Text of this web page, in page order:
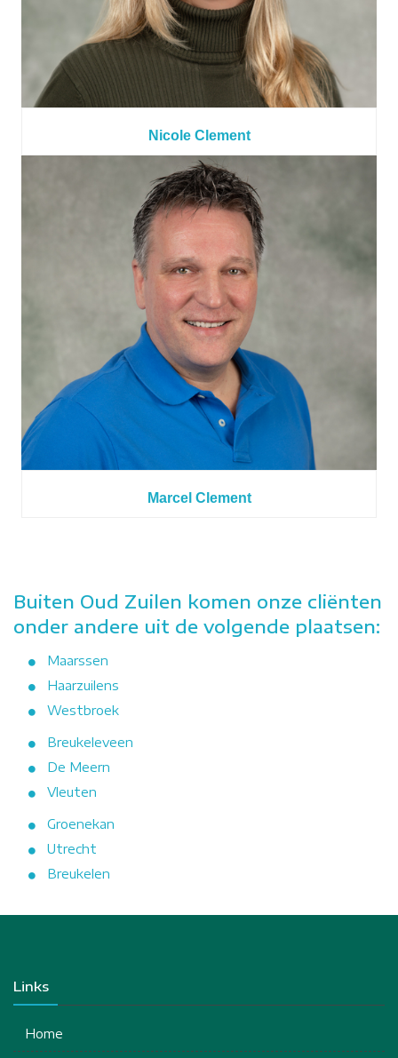
Nicole Clement
Marcel Clement
Buiten Oud Zuilen komen onze cliënten
onder andere uit de volgende plaatsen:
Maarssen
Haarzuilens
Westbroek
Breukeleveen
De Meern
Vleuten
Groenekan
Utrecht
Breukelen
Links
Home